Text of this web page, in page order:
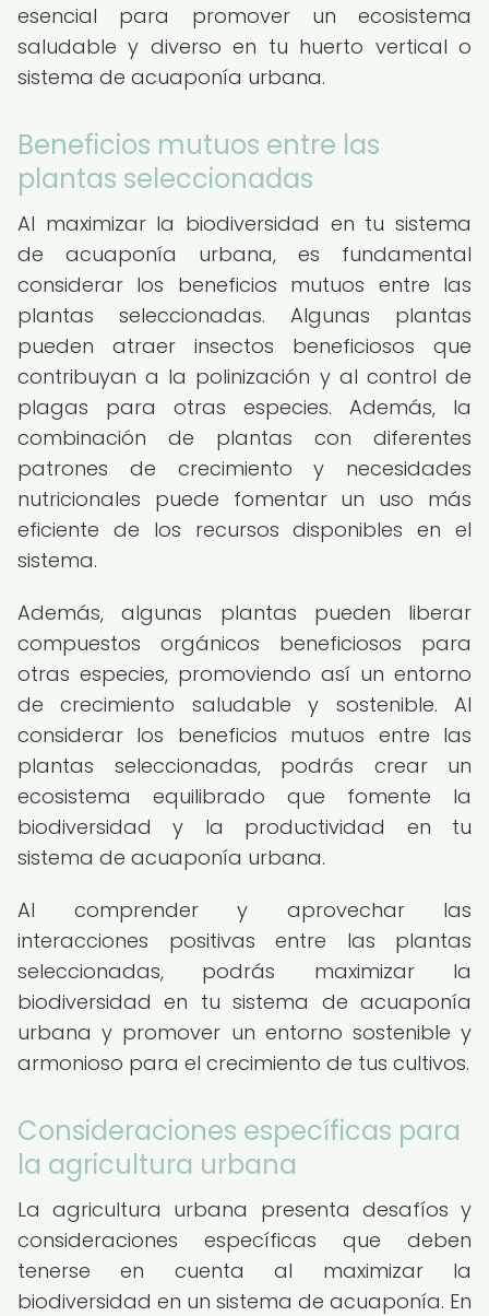
esencial para promover un ecosistema
saludable y diverso en tu huerto vertical o
sistema de acuaponía urbana.
Beneficios mutuos entre las
plantas seleccionadas
Al maximizar la biodiversidad en tu sistema
de acuaponía urbana, es fundamental
considerar los beneficios mutuos entre las
plantas seleccionadas. Algunas plantas
pueden atraer insectos beneficiosos que
contribuyan a la polinización y al control de
plagas para otras especies. Además, la
combinación de plantas con diferentes
patrones de crecimiento y necesidades
nutricionales puede fomentar un uso más
eficiente de los recursos disponibles en el
sistema.
Además, algunas plantas pueden liberar
compuestos orgánicos beneficiosos para
otras especies, promoviendo así un entorno
de crecimiento saludable y sostenible. Al
considerar los beneficios mutuos entre las
plantas seleccionadas, podrás crear un
ecosistema equilibrado que fomente la
biodiversidad y la productividad en tu
sistema de acuaponía urbana.
Al comprender y aprovechar las
interacciones positivas entre las plantas
seleccionadas, podrás maximizar la
biodiversidad en tu sistema de acuaponía
urbana y promover un entorno sostenible y
armonioso para el crecimiento de tus cultivos.
Consideraciones específicas para
la agricultura urbana
La agricultura urbana presenta desafíos y
consideraciones específicas que deben
tenerse en cuenta al maximizar la
biodiversidad en un sistema de acuaponía. En